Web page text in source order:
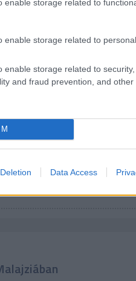
enable storage related to
enable storage related to
enable storage related to
and fraud prevention, and other
Data Access